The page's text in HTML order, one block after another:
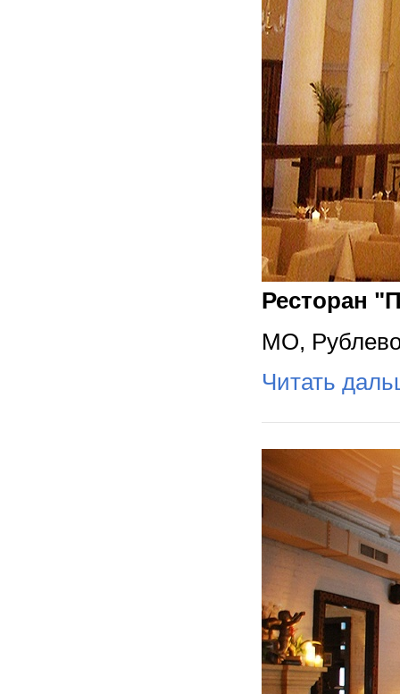
Ресторан
МО,
Читать